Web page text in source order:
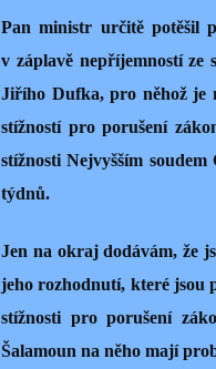
Pan ministr určitě potěšil
v záplavě nepříjemností ze
Jiřího Dufka, pro něhož je
stížností pro porušení
stížnosti Nejvyšším
týdnů.
Jen na okraj dodávám, že
jeho rozhodnutí, které jsou
stížnosti pro porušení
Šalamoun na něho mají